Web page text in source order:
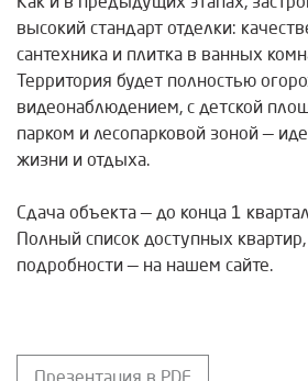
высокий стандарт отделки:
сантехника и плитка в ванных
Территория будет полностью
видеонаблюдением, с детской
парком и лесопарковой зоной —
жизни и отдыха.
Сдача объекта — до конца 1
Полный список доступных
подробности — на нашем сайте.